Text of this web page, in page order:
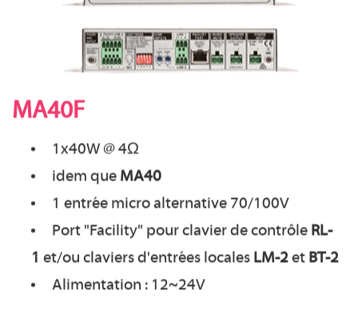
MA40F
1x40W @ 4Ω
idem que MA40
1 entrée micro alternative 70/100V
Port "Facility" pour clavier de contrôle RL-
1 et/ou claviers d'entrées locales LM-2 et BT-2
Alimentation : 12~24V